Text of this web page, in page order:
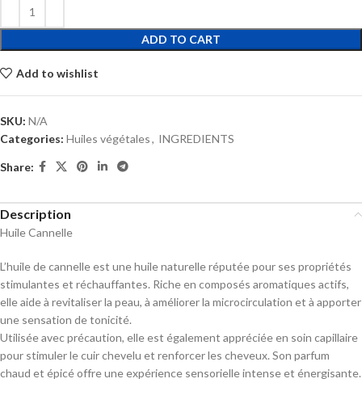
ADD TO CART
Add to wishlist
SKU: N/A
Categories: Huiles végétales, INGREDIENTS
Share:
Description
Huile Cannelle
L’huile de cannelle est une huile naturelle réputée pour ses propriétés
stimulantes et réchauffantes. Riche en composés aromatiques actifs,
elle aide à revitaliser la peau, à améliorer la microcirculation et à apporter
une sensation de tonicité.
Utilisée avec précaution, elle est également appréciée en soin capillaire
pour stimuler le cuir chevelu et renforcer les cheveux. Son parfum
chaud et épicé offre une expérience sensorielle intense et énergisante.